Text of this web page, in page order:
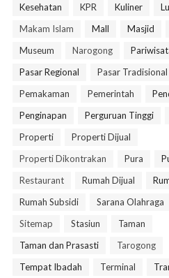
Kesehatan
KPR Kuliner
Makam Islam
Mall Masjid
Museum
Narogong
Pasar Regional
Pasar Tradisional
Pemakaman
Pemerintah
Penginapan
Perguruan Tinggi
Properti
Properti Dijual
Properti Dikontrakan
Pura
Restaurant
Rumah Dijual
Rumah Subsidi
Sarana Olahraga
Sitemap
Stasiun
Taman
Taman dan Prasasti
Tarogong
Tempat Ibadah
Terminal